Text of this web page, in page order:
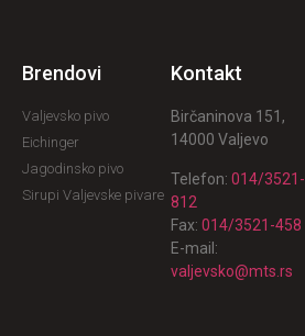
Brendovi
Valjevsko pivo
Eichinger
Jagodinsko pivo
Sirupi Valjevske pivare
Kontakt
Birčaninova 151,
14000 Valjevo
Telefon: 014/3521-
812
Fax: 014/3521-458
E-mail:
valjevsko@mts.rs